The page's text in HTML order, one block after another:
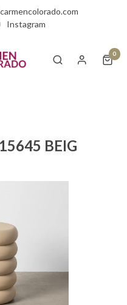
Instagram
0
BEIG